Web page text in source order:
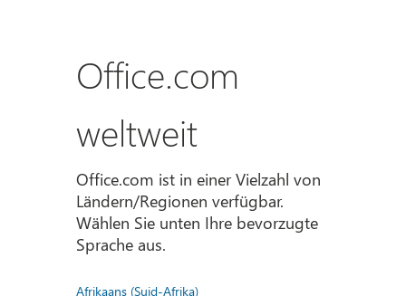
Office.com
weltweit
Office.com ist in einer Vielzahl von
Ländern/Regionen verfügbar.
Wählen Sie unten Ihre bevorzugte
Sprache aus.
Afrikaans (Suid-Afrika)